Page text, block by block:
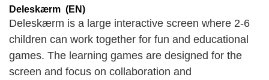
Deleskærm (EN)
Deleskærm is a large interactive screen where 2-6
children can work together for fun and educational
games. The learning games are designed for the
screen and focus on collaboration and